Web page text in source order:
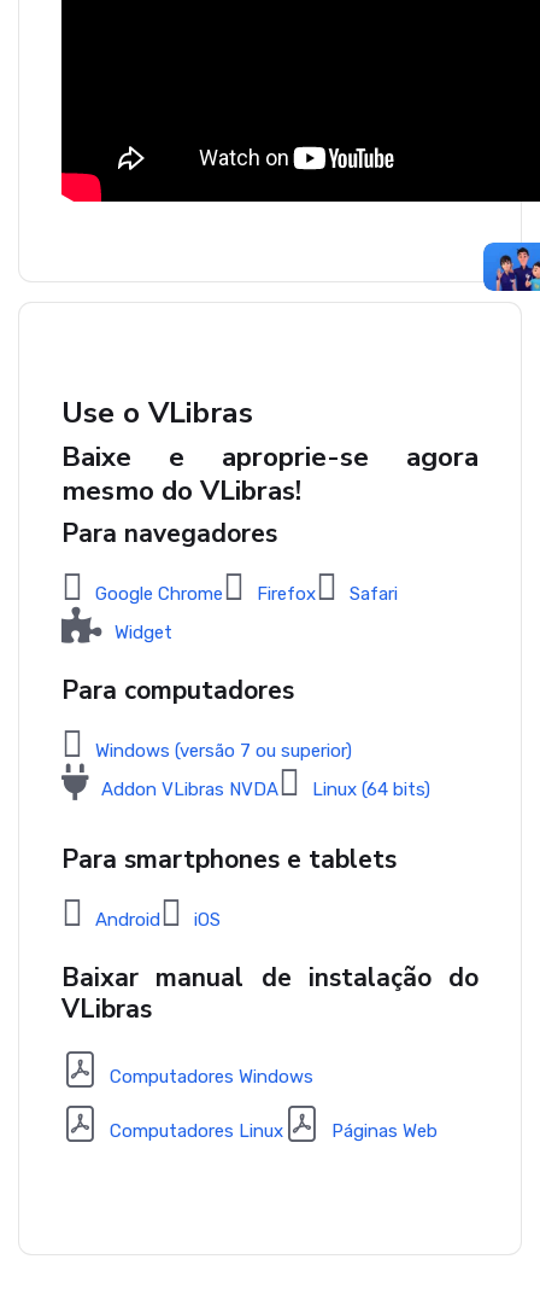
Use o VLibras
Baixe e aproprie-se agora
mesmo do VLibras!
Para navegadores
Google Chrome Firefox
Safari
Widget
Para computadores
Windows (versão 7 ou superior)
Addon VLibras NVDA
Linux (64 bits)
Para smartphones e tablets
Android iOS
Baixar manual de instalação do
VLibras
Computadores Windows
Computadores Linux Páginas Web